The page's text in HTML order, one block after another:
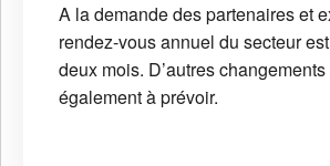
A la demande des partenaires et
rendez-vous annuel du secteur
deux mois. D’autres
également à prévoir.